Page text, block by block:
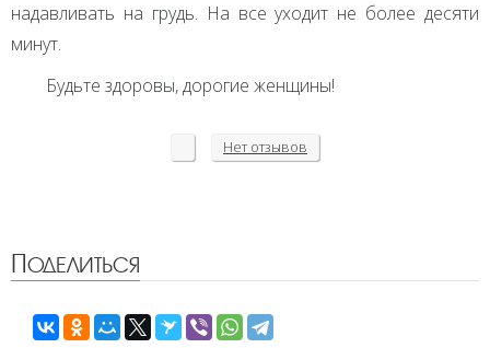
надавливать на грудь. На все уходит не более десяти
минут.
Будьте здоровы, дорогие женщины!
Нет отзывов
Поделиться